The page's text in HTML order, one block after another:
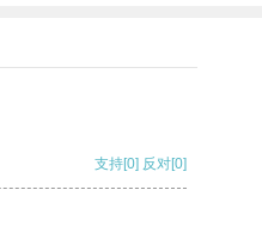
支持[0] 反对[0]